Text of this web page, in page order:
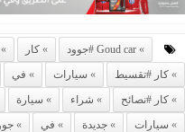
Goud car #جوود كار
كار #تقسيط
سيارات في
كار #نصائح
شراء سيارة
سيارات
جديدة في